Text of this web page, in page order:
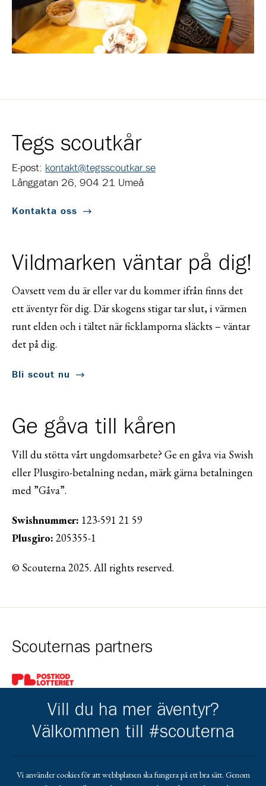
Tegs scoutkår
E-post: kontakt@tegsscoutkar.se
Långgatan 26, 904 21 Umeå
Kontakta oss
Vildmarken väntar på dig!
Oavsett vem du är eller var du kommer ifrån finns det
ett äventyr för dig. Där skogens stigar tar slut, i värmen
runt elden och i tältet när ficklamporna släckts – väntar
det på dig.
Bli scout nu
Ge gåva till kåren
Vill du stötta vårt ungdomsarbete? Ge en gåva via Swish
eller Plusgiro-betalning nedan, märk gärna betalningen
med ”Gåva”.
Swishnummer: 123-591 21 59
Plusgiro: 205355-1
© Scouterna 2025. All rights reserved.
Scouternas partners
Gå till pl_50
Kårens partners
Vill du ha mer äventyr?
Välkommen till #scouterna
Vi använder cookies för att webbplatsen ska fungera på ett bra sätt. Genom